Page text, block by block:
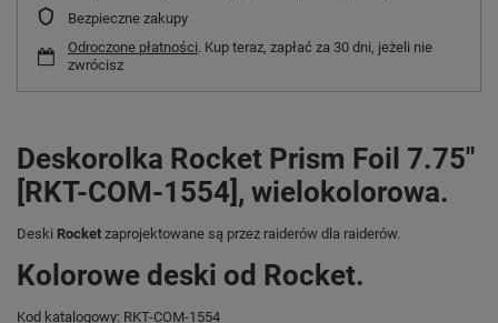
Bezpieczne zakupy
Odroczone płatności. Kup teraz, zapłać za 30 dni, jeżeli nie
zwrócisz
Deskorolka Rocket Prism Foil 7.75"
[RKT-COM-1554], wielokolorowa.
Deski Rocket zaprojektowane są przez raiderów dla raiderów.
Kolorowe deski od Rocket.
Kod katalogowy: RKT-COM-1554